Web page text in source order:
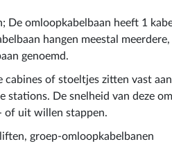
De omloopkabelbaan heeft 1
hangen meestal
genoemd.
cabines of stoeltjes zitten vast
De snelheid van deze
of uit willen stappen.
groep-omloopkabelbanen